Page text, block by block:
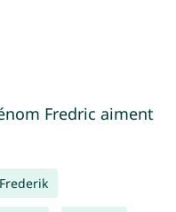
Fredric aiment
Frederik